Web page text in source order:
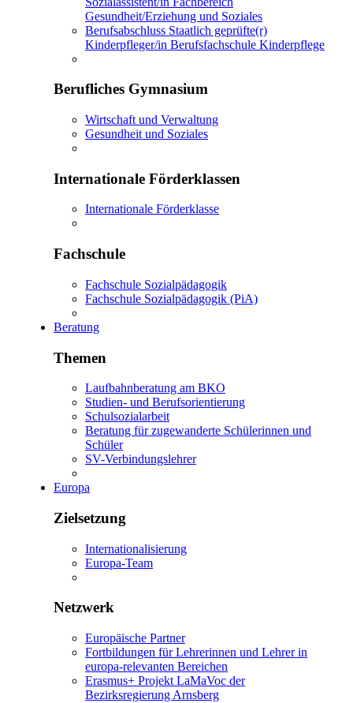
Gesundheit/Erziehung und Soziales
Berufsabschluss Staatlich geprüfte(r)
Kinderpfleger/in Berufsfachschule Kinderpflege
Berufliches Gymnasium
Wirtschaft und Verwaltung
Gesundheit und Soziales
Internationale Förderklassen
Internationale Förderklasse
Fachschule
Fachschule Sozialpädagogik
Fachschule Sozialpädagogik (PiA)
Beratung
Themen
Laufbahnberatung am BKO
Studien- und Berufsorientierung
Schulsozialarbeit
Beratung für zugewanderte Schülerinnen und
Schüler
SV-Verbindungslehrer
Europa
Zielsetzung
Internationalisierung
Europa-Team
Netzwerk
Europäische Partner
Fortbildungen für Lehrerinnen und Lehrer in
europa-relevanten Bereichen
Erasmus+ Projekt LaMaVoc der
Bezirksregierung Arnsberg